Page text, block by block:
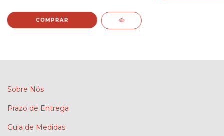
COMPRAR
Sobre Nós
Prazo de Entrega
Guia de Medidas